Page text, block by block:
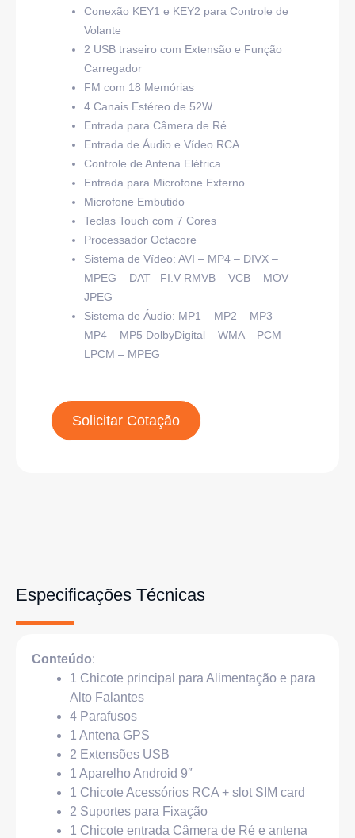
Conexão KEY1 e KEY2 para Controle de
Volante
2 USB traseiro com Extensão e Função
Carregador
FM com 18 Memórias
4 Canais Estéreo de 52W
Entrada para Câmera de Ré
Entrada de Áudio e Vídeo RCA
Controle de Antena Elétrica
Entrada para Microfone Externo
Microfone Embutido
Teclas Touch com 7 Cores
Processador Octacore
Sistema de Vídeo: AVI – MP4 – DIVX –
MPEG – DAT –FI.V RMVB – VCB – MOV –
JPEG
Sistema de Áudio: MP1 – MP2 – MP3 –
MP4 – MP5 DolbyDigital – WMA – PCM –
LPCM – MPEG
Solicitar Cotação
Especificações Técnicas
Conteúdo:
1 Chicote principal para Alimentação e para
Alto Falantes
4 Parafusos
1 Antena GPS
2 Extensões USB
1 Aparelho Android 9″
1 Chicote Acessórios RCA + slot SIM card
2 Suportes para Fixação
1 Chicote entrada Câmera de Ré e antena